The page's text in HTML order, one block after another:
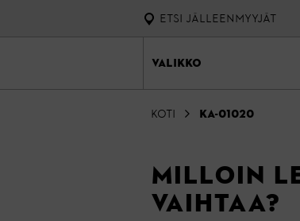
ETSI JÄLLEENMYYJÄT
Valikko
Koti KA-01020
Milloin
vaihtaa?